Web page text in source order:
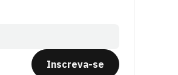
Inscreva-se